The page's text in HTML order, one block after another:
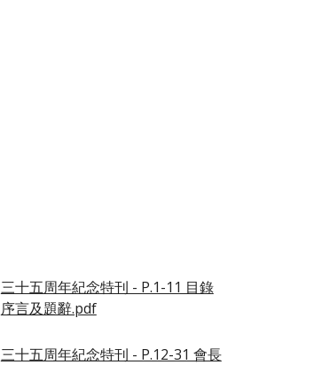
三十五周年紀念特刊 - P.1-11 目錄
序言及題辭.pdf
三十五周年紀念特刊 - P.12-31 會長